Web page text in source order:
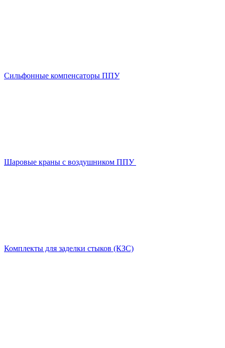
Сильфонные компенсаторы ППУ
Шаровые краны с воздушником ППУ
Комплекты для заделки стыков (КЗС)